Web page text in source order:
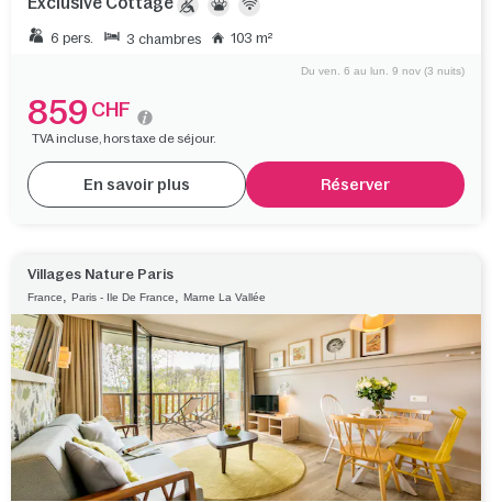
6 pers. 3 chambres 103 m²
Du ven. 6 au lun. 9 nov (3 nuits)
859 CHF
TVA incluse, hors taxe de séjour.
En savoir plus Réserver
Villages Nature Paris
France Paris - Ile De France Marne La Vallée